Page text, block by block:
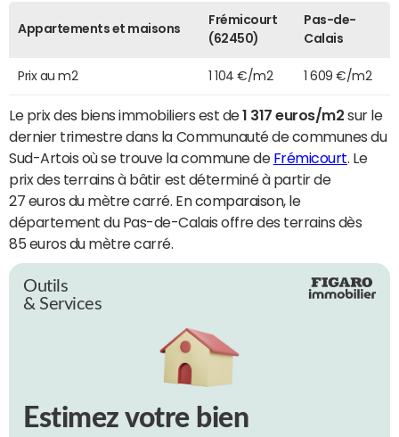
Appartements et maisons
Frémicourt
(62450)
Pas-de-
Calais
Prix au m2 1 104 €/m2 1 609 €/m2
Le prix des biens immobiliers est de1 317 euros/m2 sur le
dernier trimestre dans la Communauté de communes du
Sud-Artois où se trouve la commune de Frémicourt . Le
prix des terrains à bâtir est déterminé à partir de
27 euros du mètre carré. En comparaison, le
département du Pas-de-Calais offre des terrains dès
85 euros du mètre carré.
Outils
& Services
Estimez votre bien